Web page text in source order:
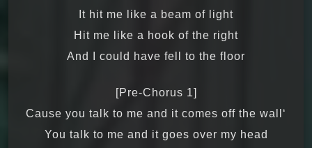
It hit me like a beam of light
Hit me like a hook of the right
And I could have fell to the floor
[Pre-Chorus 1]
‘Cause you talk to me and it comes off the wall
You talk to me and it goes over my head